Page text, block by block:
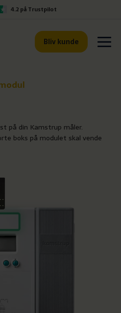
4.2 på Trustpilot
Bliv kunde
på din Kamstrup måler.
boks på modulet skal vende